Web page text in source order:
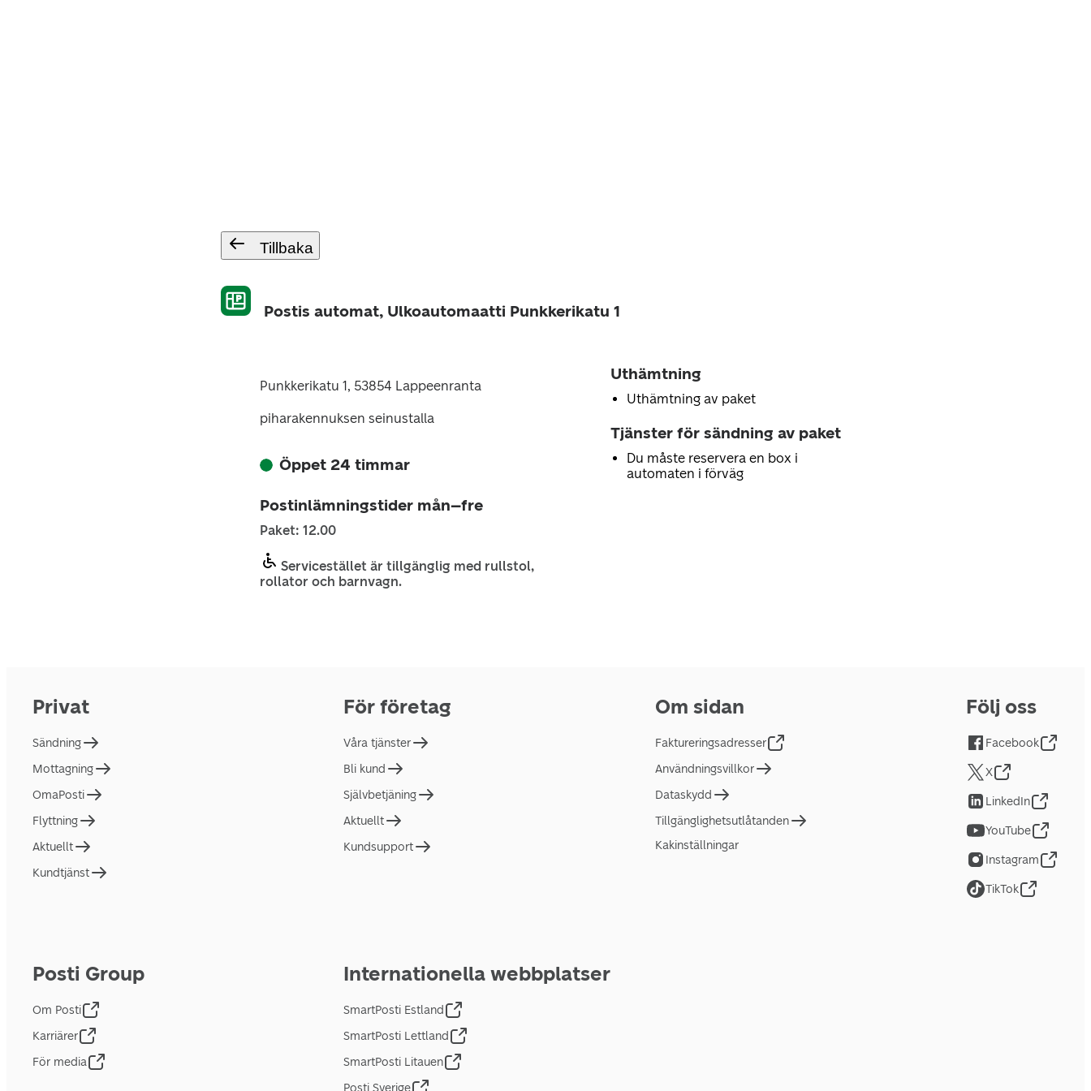
Tillbaka
Postis automat, Ulkoautomaatti Punkkerikatu 1
Punkkerikatu 1, 53854 Lappeenranta
piharakennuksen seinustalla
Öppet 24 timmar
Postinlämningstider mån–fre
Paket: 12.00
Servicestället är tillgänglig med rullstol,
rollator och barnvagn.
Uthämtning
Uthämtning av paket
Tjänster för sändning av paket
Du måste reservera en box i
automaten i förväg
Privat
Sändning
Mottagning
OmaPosti
Flyttning
Aktuellt
Kundtjänst
För företag
Våra tjänster
Bli kund
Självbetjäning
Aktuellt
Kundsupport
Om sidan
Faktureringsadresser
Användningsvillkor
Dataskydd
Tillgänglighetsutlåtanden
Kakinställningar
Posti Group
Om Posti
Karriärer
För media
Internationella webbplatser
SmartPosti Estland
SmartPosti Lettland
SmartPosti Litauen
Posti Sverige
Följ oss
Facebook
X
LinkedIn
YouTube
Instagram
TikTok